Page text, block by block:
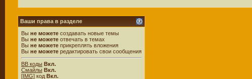
Ваши права в разделе
Вы не можете создавать новые темы
Вы не можете отвечать в темах
Вы не можете прикреплять вложения
Вы не можете редактировать свои сообщения
BB коды Вкл.
Смайлы Вкл.
[IMG] код Вкл.